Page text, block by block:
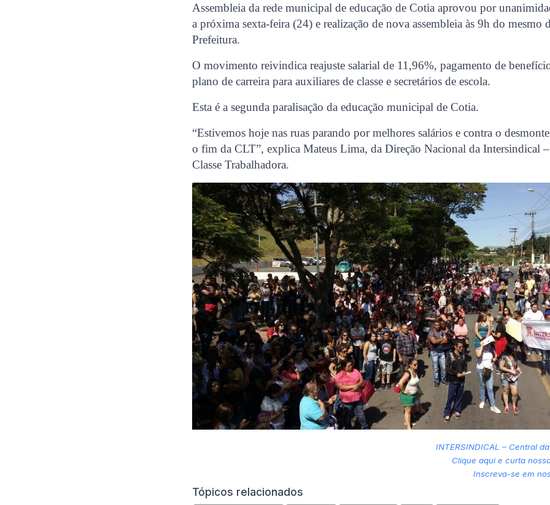
Assembleia da rede municipal de educação de Cotia aprovou por
a próxima sexta-feira (24) e realização de nova assembleia às 9h do mesmo
Prefeitura.
O movimento reivindica reajuste salarial de 11,96%, pagamento de
plano de carreira para auxiliares de classe e secretários de escola.
Esta é a segunda paralisação da educação municipal de Cotia.
“Estivemos hoje nas ruas parando por melhores salários e contra o
o fim da CLT”, explica Mateus Lima, da Direção Nacional da Intersindical
Classe Trabalhadora.
INTERSINDICAL – Central
Clique aqui e curta
Inscreva-se em
Tópicos relacionados